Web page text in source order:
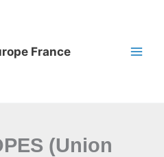
France
(Union